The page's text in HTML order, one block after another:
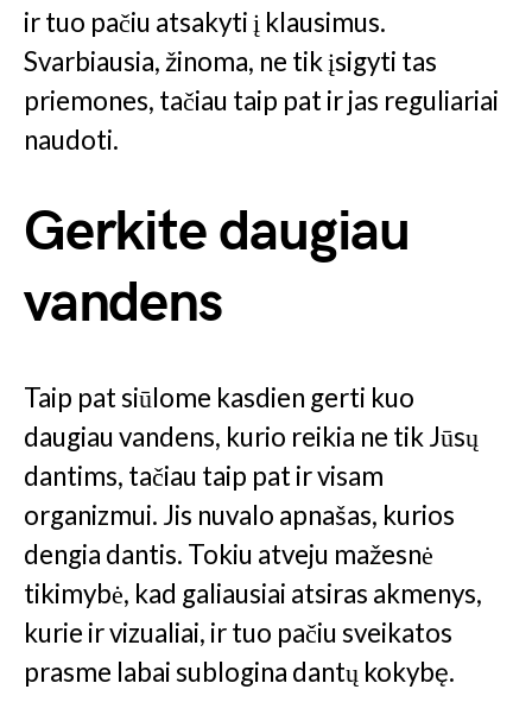
ir tuo pačiu atsakyti į klausimus.
Svarbiausia, žinoma, ne tik įsigyti tas
priemones, tačiau taip pat ir jas reguliariai
naudoti.
Gerkite daugiau
vandens
Taip pat siūlome kasdien gerti kuo
daugiau vandens, kurio reikia ne tik Jūsų
dantims, tačiau taip pat ir visam
organizmui. Jis nuvalo apnašas, kurios
dengia dantis. Tokiu atveju mažesnė
tikimybė, kad galiausiai atsiras akmenys,
kurie ir vizualiai, ir tuo pačiu sveikatos
prasme labai sublogina dantų kokybę.